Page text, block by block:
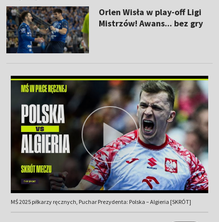
Orlen Wisła w play-off Ligi
Mistrzów! Awans... bez gry
MŚ 2025 piłkarzy ręcznych, Puchar Prezydenta: Polska – Algieria [SKRÓT]